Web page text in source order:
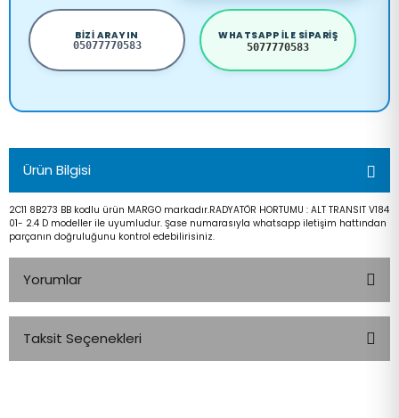
BIZI ARAYIN
05077770583
WHATSAPP ILE SIPARIŞ
5077770583
Ürün Bilgisi
2C11 8B273 BB kodlu ürün MARGO markadır.RADYATÖR HORTUMU : ALT TRANSIT V184
01- 2.4 D modeller ile uyumludur. Şase numarasıyla whatsapp iletişim hattından
parçanın doğruluğunu kontrol edebilirisiniz.
Yorumlar
Taksit Seçenekleri